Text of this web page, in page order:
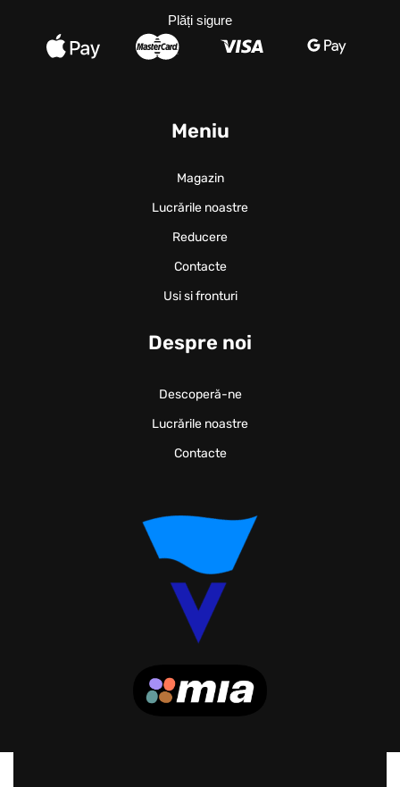
Meniu
Magazin
Lucrările noastre
Reducere
Contacte
Usi si fronturi
Despre noi
Descoperă-ne
Lucrările noastre
Contacte
Plăți sigure